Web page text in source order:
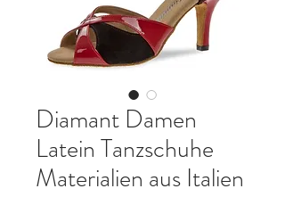
Diamant Damen
Latein Tanzschuhe
Materialien aus Italien